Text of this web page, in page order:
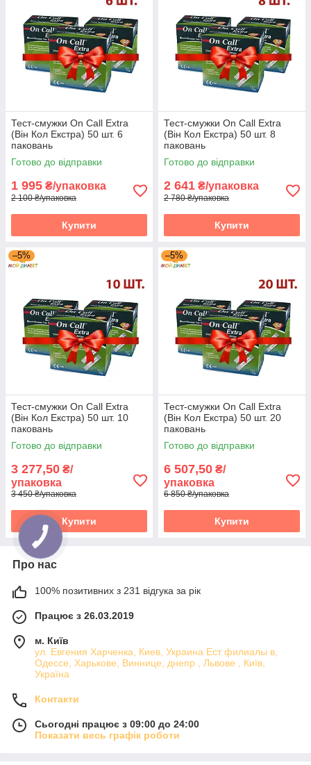
Тест-смужки On Call Extra
(Він Кол Екстра) 50 шт. 6
паковань
Готово до відправки
1 995 ₴/упаковка
2 100 ₴/упаковка
Купити
Тест-смужки On Call Extra
(Він Кол Екстра) 50 шт. 8
паковань
Готово до відправки
2 641 ₴/упаковка
2 780 ₴/упаковка
Купити
–5%
Тест-смужки On Call Extra
(Він Кол Екстра) 50 шт. 10
паковань
Готово до відправки
3 277,50 ₴/
упаковка
3 450 ₴/упаковка
Купити
–5%
Тест-смужки On Call Extra
(Він Кол Екстра) 50 шт. 20
паковань
Готово до відправки
6 507,50 ₴/
упаковка
6 850 ₴/упаковка
Купити
Про нас
100% позитивних з 231 відгука за рік
Працює з 26.03.2019
м. Київ
ул. Евгения Харченка, Киев, Украина Ест филиалы в,
Одессе, Харькове, Виннице, днепр , Львове , Київ,
Україна
Контакти
Сьогодні працює з 09:00 до 24:00
Показати весь графік роботи